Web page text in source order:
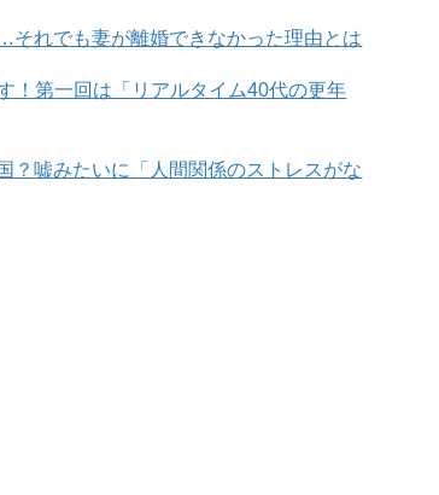
れでも妻が離婚できなかった理由とは
！第一回は「リアルタイム40代の更年
？嘘みたいに「人間関係のストレスがな